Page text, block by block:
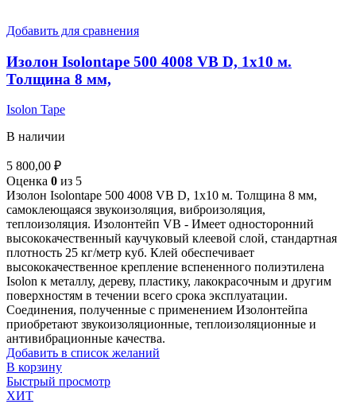
Добавить для сравнения
Изолон Isolontape 500 4008 VB D, 1х10 м.
Толщина 8 мм,
Isolon Tape
В наличии
5 800,00 ₽
Оценка 0 из 5
Изолон Isolontape 500 4008 VB D, 1х10 м. Толщина 8 мм,
самоклеющаяся звукоизоляция, виброизоляция,
теплоизоляция. Изолонтейп VB - Имеет односторонний
высококачественный каучуковый клеевой слой, стандартная
плотность 25 кг/метр куб. Клей обеспечивает
высококачественное крепление вспененного полиэтилена
Isolon к металлу, дереву, пластику, лакокрасочным и другим
поверхностям в течении всего срока эксплуатации.
Соединения, полученные с применением Изолонтейпа
приобретают звукоизоляционные, теплоизоляционные и
антивибрационные качества.
Добавить в список желаний
В корзину
Быстрый просмотр
ХИТ